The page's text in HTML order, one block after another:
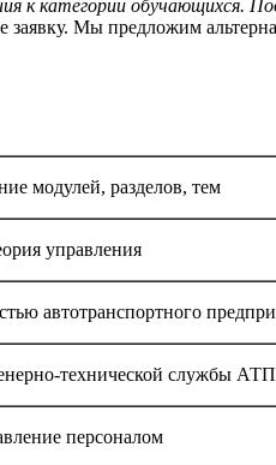
к категории обучающихся.
заявку. Мы предложим
модулей, разделов, тем
управления
автотранспортного
технической службы АТП
персоналом